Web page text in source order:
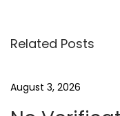
s
o
s
p
e
z
n
Related Posts
August 3, 2026